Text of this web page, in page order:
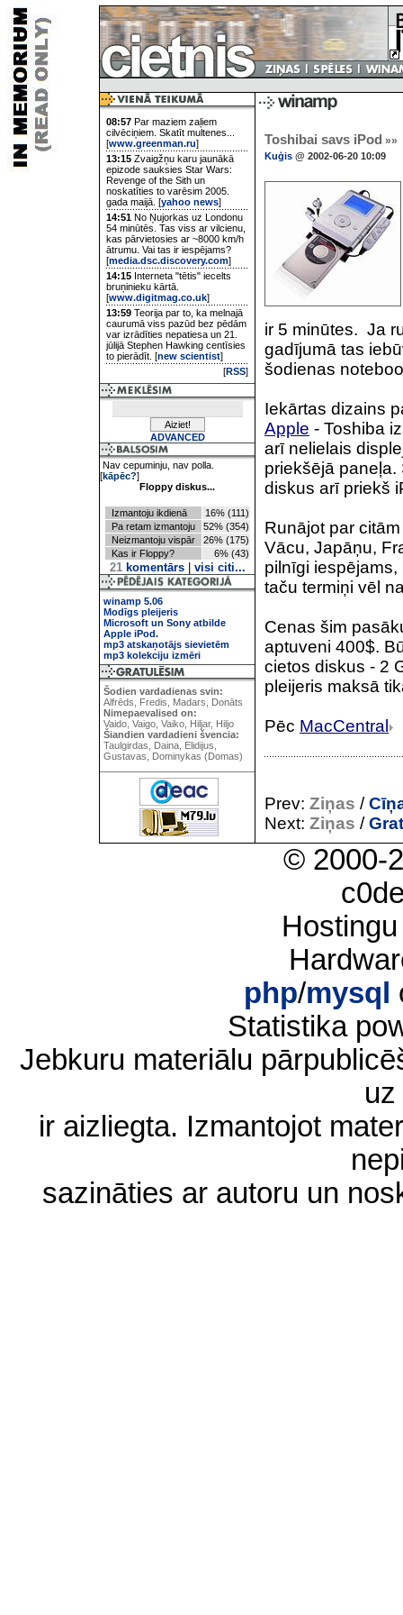
08:57 Par maziem zaļiem
cilvēciņiem. Skatīt multenes...
[www.greenman.ru]
13:15 Zvaigžņu karu jaunākā
epizode sauksies Star Wars:
Revenge of the Sith un
noskatīties to varēsim 2005.
gada maijā. [yahoo news]
14:51 No Ņujorkas uz Londonu
54 minūtēs. Tas viss ar vilcienu,
kas pārvietosies ar ~8000 km/h
ātrumu. Vai tas ir iespējams?
[media.dsc.discovery.com]
14:15 Interneta "tētis" iecelts
bruņinieku kārtā.
[www.digitmag.co.uk]
13:59 Teorija par to, ka melnajā
caurumā viss pazūd bez pēdām
var izrādīties nepatiesa un 21.
jūlijā Stephen Hawking centīsies
to pierādīt. [new scientist]
[RSS]
ADVANCED
Nav cepuminju, nav polla.
[kāpēc?]
Floppy diskus...
Izmantoju ikdienā
16% (111)
Pa retam izmantoju
52% (354)
Neizmantoju vispār
26% (175)
Kas ir Floppy?
6% (43)
21komentārs| visi citi...
winamp 5.06
Modīgs pleijeris
Microsoft un Sony atbilde
Apple iPod.
mp3 atskaņotājs sievietēm
mp3 kolekciju izmēri
Šodien vardadienas svin:
Alfrēds, Fredis, Madars, Donāts
Nimepaevalised on:
Vaido, Vaigo, Vaiko, Hiljar, Hiljo
Šiandien vardadieni švencia:
Taulgirdas, Daina, Elidijus,
Gustavas, Dominykas (Domas)
Toshibai savs iPod »»
Kuģis @ 2002-06-20 10:09
ir 5 minūtes. Ja
gadījumā tas
šodienas
Iekārtas dizains
Apple - Toshiba
arī nelielais
priekšējā paneļa.
diskus arī priekš
Runājot par
Vācu, Japāņu,
pilnīgi
taču termiņi vēl
Cenas šim
aptuveni 400$.
cietos diskus - 2
pleijeris maksā
Pēc MacCentral
Prev: Ziņas /
Next: Ziņas /
© 2000-
php/mysql
Statistika
Jebkuru materiālu
ir aizliegta. Izmantojot
sazināties ar autoru un